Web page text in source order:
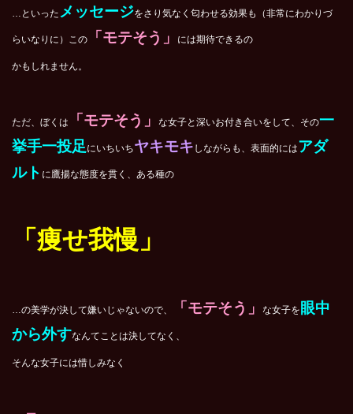
…といったメッセージをさり気なく匂わせる効果も（非常にわかりづ
らいなりに）この 「モテそう」 には期待できるの
かもしれません。
ただ、ぼくは 「モテそう」 な女子と深いお付き合いをして、その一
挙手一投足にいちいちヤキモキ しながらも、表面的には アダ
ルト に鷹揚な態度を貫く、ある種の
「痩せ我慢」
…の美学が決して嫌いじゃないので、 「モテそう」 な女子を 眼中
から外すなんてことは決してなく、
そんな女子には惜しみなく